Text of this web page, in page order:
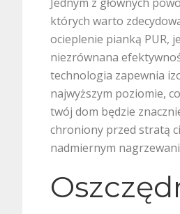
których warto
ocieplenie pianką PUR,
niezrównana
technologia zapewnia
najwyższym poziomie,
twój dom będzie
chroniony przed stratą
nadmiernym